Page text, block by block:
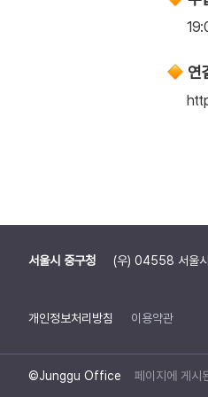
연
서울시 중구청 (우) 04558 서울
개인정보처리방침 이용약관
©Junggu Office 페이지에 게시